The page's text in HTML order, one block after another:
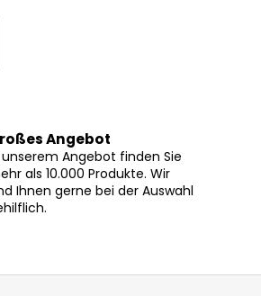
Angebot
Angebot finden Sie
als 10.000 Produkte. Wir
Ihnen gerne bei der Auswahl